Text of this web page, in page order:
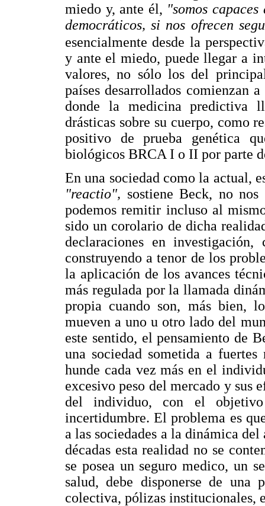
miedo y, ante él, "somos
democráticos, si nos ofrecen
esencialmente desde la
y ante el miedo, puede llegar a
valores, no sólo los del
países desarrollados comienzan
donde la medicina predictiva
drásticas sobre su cuerpo, como
positivo de prueba genética
biológicos BRCA I o II por parte
En una sociedad como la actual,
"reactio", sostiene Beck, no
podemos remitir incluso al
sido un corolario de dicha
declaraciones en
construyendo a tenor de los
la aplicación de los avances
más regulada por la llamada
propia cuando son, más bien,
mueven a uno u otro lado del
este sentido, el pensamiento de
una sociedad sometida a fuertes
hunde cada vez más en el
excesivo peso del mercado y
del individuo, con el
incertidumbre. El problema es
a las sociedades a la dinámica
décadas esta realidad no se
se posea un seguro medico, un
salud, debe disponerse de
colectiva, pólizas institucionales,